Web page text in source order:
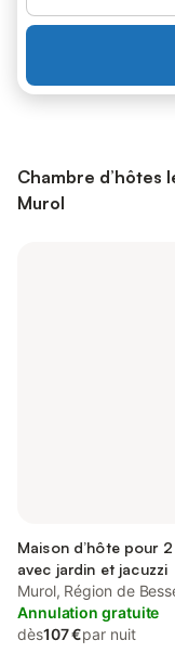
Chambre d’hôtes
Murol
Maison d’hôte pour
avec jardin et jacuzzi
Murol, Région de
Anastaise
Annulation gratuite
dès107 €par nuit